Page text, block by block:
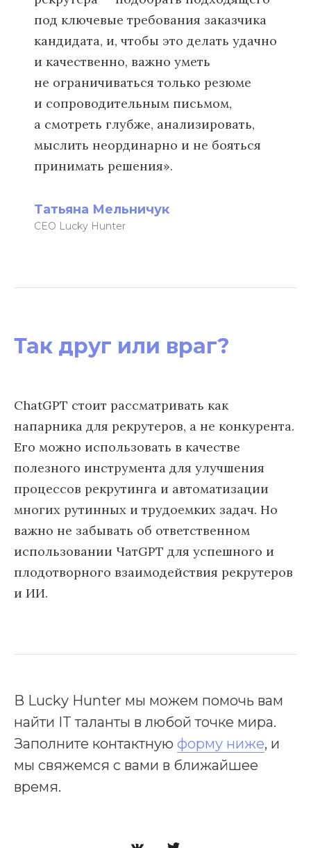
под ключевые требования заказчика
кандидата, и, чтобы это делать удачно
и качественно, важно уметь
не ограничиваться только резюме
и сопроводительным письмом,
а смотреть глубже, анализировать,
мыслить неординарно и не бояться
принимать решения».
Татьяна Мельничук
CEO Lucky Hunter
Так друг или враг?
ChatGPT стоит рассматривать как
напарника для рекрутеров, а не конкурента.
Его можно использовать в качестве
полезного инструмента для улучшения
процессов рекрутинга и автоматизации
многих рутинных и трудоемких задач. Но
важно не забывать об ответственном
использовании ЧатGPT для успешного и
плодотворного взаимодействия рекрутеров
и ИИ.
В Lucky Hunter мы можем помочь вам
найти IT таланты в любой точке мира.
Заполните контактную форму ниже, и
мы свяжемся с вами в ближайшее
время.